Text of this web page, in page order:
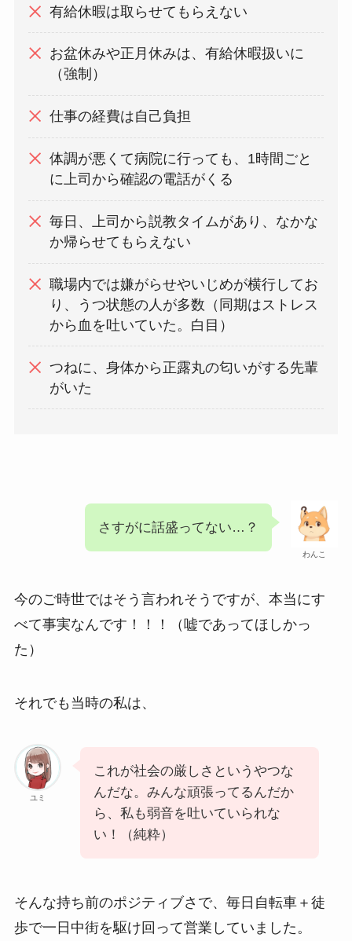
有給休暇は取らせてもらえない
お盆休みや正月休みは、有給休暇扱いに
（強制）
仕事の経費は自己負担
体調が悪くて病院に行っても、1時間ごと
に上司から確認の電話がくる
毎日、上司から説教タイムがあり、なかな
か帰らせてもらえない
職場内では嫌がらせやいじめが横行してお
り、うつ状態の人が多数（同期はストレス
から血を吐いていた。白目）
つねに、身体から正露丸の匂いがする先輩
がいた
わんこ
さすがに話盛ってない…？
今のご時世ではそう言われそうですが、本当にす
べて事実なんです！！！（嘘であってほしかっ
た）
それでも当時の私は、
ユミ
これが社会の厳しさというやつな
んだな。みんな頑張ってるんだか
ら、私も弱音を吐いていられな
い！（純粋）
そんな持ち前のポジティブさで、毎日自転車＋徒
歩で一日中街を駆け回って営業していました。